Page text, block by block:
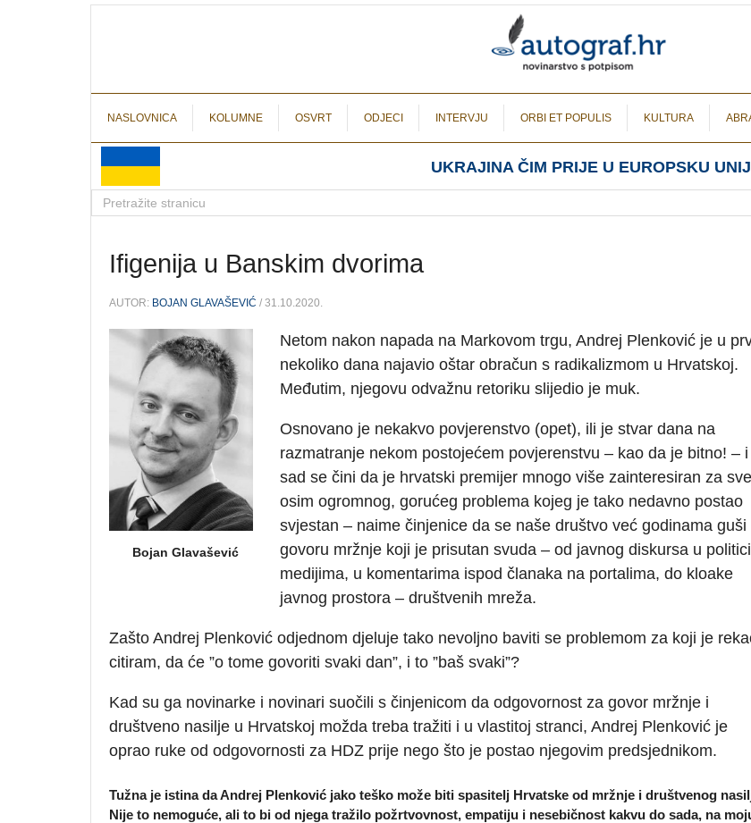
NASLOVNICA KOLUMNE OSVRT ODJECI INTERVJU ORBI ET POPULIS KULTURA
UKRAJINA ČIM PRIJE U EUROPSKU
Ifigenija u Banskim dvorima
AUTOR: BOJAN GLAVAŠEVIĆ / 31.10.2020.
Bojan Glavašević
Netom nakon napada na Markovom trgu, Andrej Plenković je u
nekoliko dana najavio oštar obračun s radikalizmom u Hrvatskoj.
Međutim, njegovu odvažnu retoriku slijedio je muk.
Osnovano je nekakvo povjerenstvo (opet), ili je stvar dana na
razmatranje nekom postojećem povjerenstvu – kao da je bitno! – i
sad se čini da je hrvatski premijer mnogo više zainteresiran za sve
osim ogromnog, gorućeg problema kojeg je tako nedavno postao
svjestan – naime činjenice da se naše društvo već godinama guši
govoru mržnje koji je prisutan svuda – od javnog diskursa u
medijima, u komentarima ispod članaka na portalima, do kloake
javnog prostora – društvenih mreža.
Zašto Andrej Plenković odjednom djeluje tako nevoljno baviti se problemom za koji je
citiram, da će ”o tome govoriti svaki dan”, i to ”baš svaki”?
Kad su ga novinarke i novinari suočili s činjenicom da odgovornost za govor mržnje i
društveno nasilje u Hrvatskoj možda treba tražiti i u vlastitoj stranci, Andrej Plenković je
oprao ruke od odgovornosti za HDZ prije nego što je postao njegovim predsjednikom.
Tužna je istina da Andrej Plenković jako teško može biti spasitelj Hrvatske od mržnje i društvenog
Nije to nemoguće, ali to bi od njega tražilo požrtvovnost, empatiju i nesebičnost kakvu do sada, na